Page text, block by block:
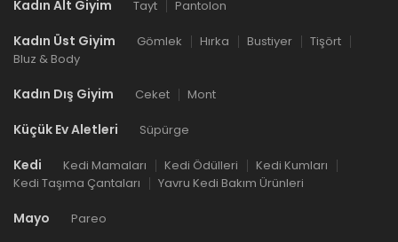
Kadın Alt Giyim Tayt Pantolon
Kadın Üst Giyim Gömlek Hırka Bustiyer
Tişört
Bluz & Body
Kadın Dış Giyim Ceket Mont
Küçük Ev Aletleri Süpürge
Kedi Kedi Mamaları Kedi Ödülleri
Kedi Kumları
Kedi Taşıma Çantaları
Yavru Kedi Bakım Ürünleri
Mayo Pareo